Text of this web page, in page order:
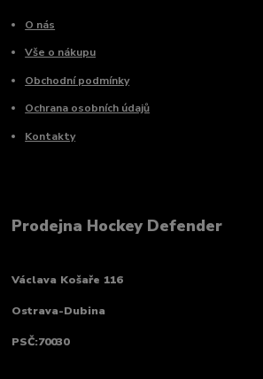
O nás
Vše o nákupu
Obchodní podmínky
Ochrana osobních údajů
Kontakty
Prodejna Hockey Defender
Václava Košaře 116
Ostrava-Dubina
PSČ:70030